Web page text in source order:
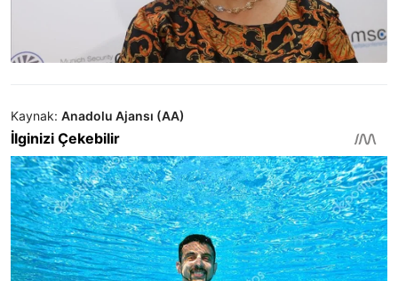
Kaynak: Anadolu Ajansı (AA)